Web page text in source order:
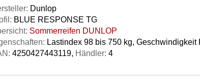
Dunlop
BLUE RESPONSE TG
Sommerreifen DUNLOP
Lastindex 98 bis 750 kg, Geschwindigkeit
4250427443119, Händler: 4